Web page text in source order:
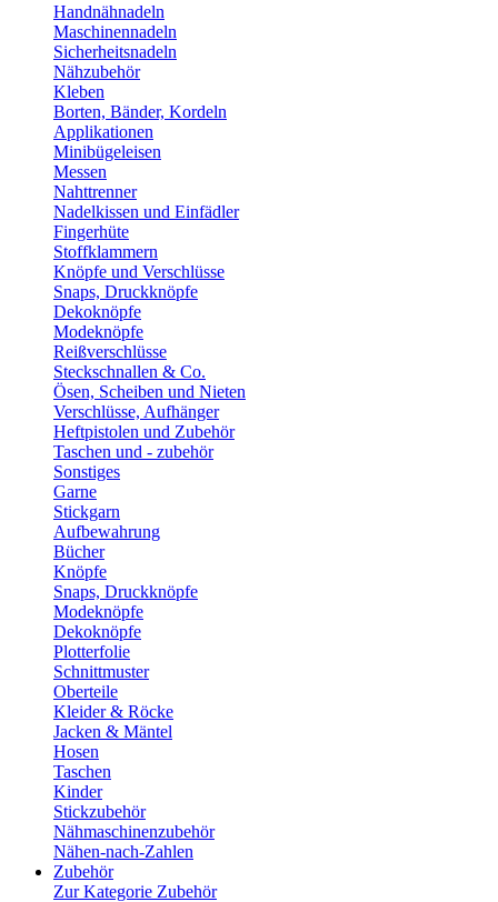
Handnähnadeln
Maschinennadeln
Sicherheitsnadeln
Nähzubehör
Kleben
Borten, Bänder, Kordeln
Applikationen
Minibügeleisen
Messen
Nahttrenner
Nadelkissen und Einfädler
Fingerhüte
Stoffklammern
Knöpfe und Verschlüsse
Snaps, Druckknöpfe
Dekoknöpfe
Modeknöpfe
Reißverschlüsse
Steckschnallen & Co.
Ösen, Scheiben und Nieten
Verschlüsse, Aufhänger
Heftpistolen und Zubehör
Taschen und - zubehör
Sonstiges
Garne
Stickgarn
Aufbewahrung
Bücher
Knöpfe
Snaps, Druckknöpfe
Modeknöpfe
Dekoknöpfe
Plotterfolie
Schnittmuster
Oberteile
Kleider & Röcke
Jacken & Mäntel
Hosen
Taschen
Kinder
Stickzubehör
Nähmaschinenzubehör
Nähen-nach-Zahlen
Zubehör
Zur Kategorie Zubehör